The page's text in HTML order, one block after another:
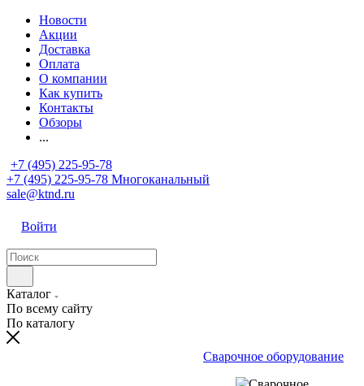
Новости
Акции
Доставка
Оплата
О компании
Как купить
Контакты
Обзоры
...
+7 (495) 225-95-78
+7 (495) 225-95-78 Многоканальный
sale@ktnd.ru
Войти
Каталог
По всему сайту
По каталогу
Сварочное оборудование